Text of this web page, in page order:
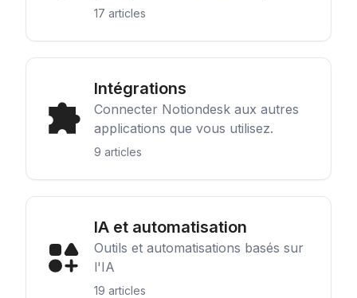
17 articles
Intégrations
Connecter Notiondesk aux autres
applications que vous utilisez.
9 articles
IA et automatisation
Outils et automatisations basés sur
l'IA
19 articles